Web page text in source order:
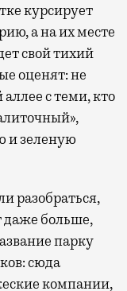
курсирует
а на их месте
свой тихий
оценят: не
с теми, кто
и зеленую
разобраться,
даже больше,
парку
сюда
компании,